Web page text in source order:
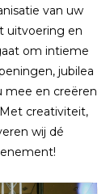
van uw
uitvoering en
om intieme
jubilea
mee en creëren
creativiteit,
wij dé